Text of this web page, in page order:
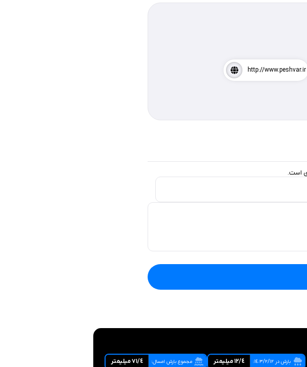
http://www.peshvar.ir
است.
بارش در ١٤٠٣/٢/١٢: ١٢/٤ ميليمتر مجموع بارش امسال: ٧١/٤ ميليمتر